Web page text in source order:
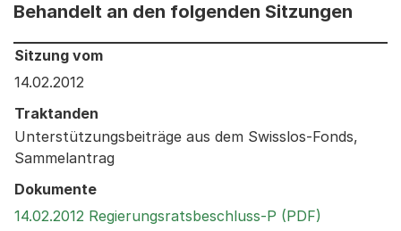
Behandelt an den folgenden Sitzungen
Behandelt an den folgenden Sitzungen: Informationen
Sitzung vom
14.02.2012
Traktanden
Unterstützungsbeiträge aus dem Swisslos-Fonds,
Sammelantrag
Dokumente
14.02.2012 Regierungsratsbeschluss-P (PDF)